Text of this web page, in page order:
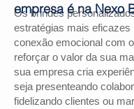
Os brindes
estratégias mais eficazes
conexão emocional com
reforçar o valor da sua
sua empresa cria
seja presenteando
fidelizando clientes ou
empresa é na Nexo